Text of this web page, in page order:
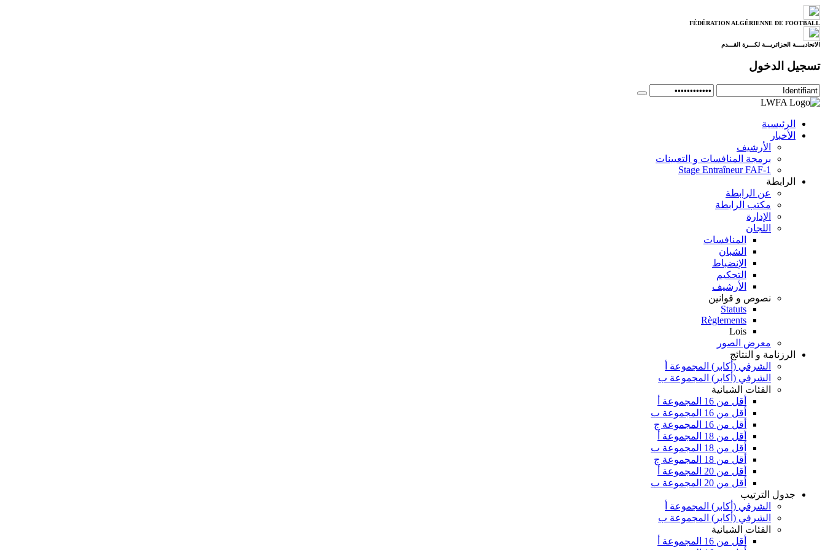
FÉDÉRATION ALGÉRIENNE DE FOOTBALL
الاتحاديــــة الجزائريـــة لكـــرة القـــدم
تسجيل الدخول
الرئيسية
الأخبار
الأرشيف
برمجة المنافسات و التعيينات
Stage Entraîneur FAF-1
الرابطة
عن الرابطة
مكتب الرابطة
الإدارة
اللجان
المنافسات
الشبان
الإنضباط
التحكيم
الأرشيف
نصوص و قوانين
Statuts
Règlements
Lois
معرض الصور
الرزنامة و النتائج
الشرفي (أكابر) المجموعة أ
الشرفي (أكابر) المجموعة ب
الفئات الشبانية
أقل من 16 المجموعة أ
أقل من 16 المجموعة ب
أقل من 16 المجموعة ج
أقل من 18 المجموعة أ
أقل من 18 المجموعة ب
أقل من 18 المجموعة ج
أقل من 20 المجموعة أ
أقل من 20 المجموعة ب
جدول الترتيب
الشرفي (أكابر) المجموعة أ
الشرفي (أكابر) المجموعة ب
الفئات الشبانية
أقل من 16 المجموعة أ